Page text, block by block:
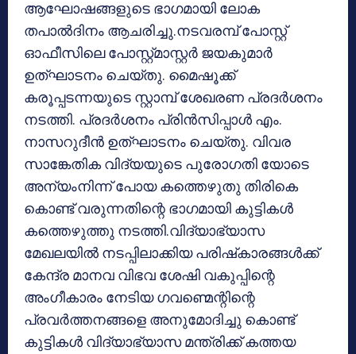
ആഘോഷങ്ങളുടെ ഭാഗമായി ലോക
തപാല്‍ദിനം ആചരിച്ചു.നടവരമ്പ് പോസ്റ്റ്
ഓഫീസിലെ പോസ്റ്റ്മാസ്റ്റര്‍ ജയകുമാര്‍
ഉത്ഘാടനം ചെയ്തു. മൈഷൂക്ക്
കരൂപ്പടന്നയുടെ സ്റ്റാമ്പ് ശേഖരണ പ്രദര്‍ശനം
നടത്തി. പ്രദര്‍ശനം പ്രിന്‍സിപ്പാള്‍ എം.
നാസറുദീന്‍ ഉത്ഘാടനം ചെയ്തു. വിവര
സാങ്കേതിക വിദ്യയുടെ പുരോഗതി യോടെ
അന്യംനിന്ന് പോയ കത്തെഴുതു തിരികെ
കൊണ്ട് വരുന്നതിന്റെ ഭാഗമായി കുട്ടികള്‍
കത്തെഴുത്തു നടത്തി.വിദ്യാഭ്യാസ
മേഖലയില്‍ നടപ്പിലാക്കിയ പരിഷ്‌കാരങ്ങള്‍ക്ക്
കേന്ദ്ര മാനവ വിഭവ ശേഷി വകുപ്പിന്റെ
അംഗീകാരം നേടിയ ഗവണ്മെന്റിന്റെ
പ്രവര്‍ത്തനങ്ങളെ അനുമോദിച്ചു കൊണ്ട്
കുട്ടികള്‍ വിദ്യാഭ്യാസ മന്ത്രിക്ക് കത്തയ